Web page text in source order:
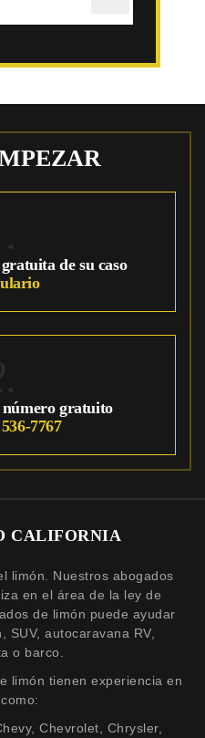
de su caso
gratuito
7767
CALIFORNIA
limón. Nuestros abogados
en el área de la ley de
de limón puede ayudar
SUV, autocaravana RV,
o barco.
limón tienen experiencia en
Chevrolet, Chrysler,